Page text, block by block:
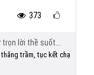
373
lời thề suốt...
trầm, tục kết chạ